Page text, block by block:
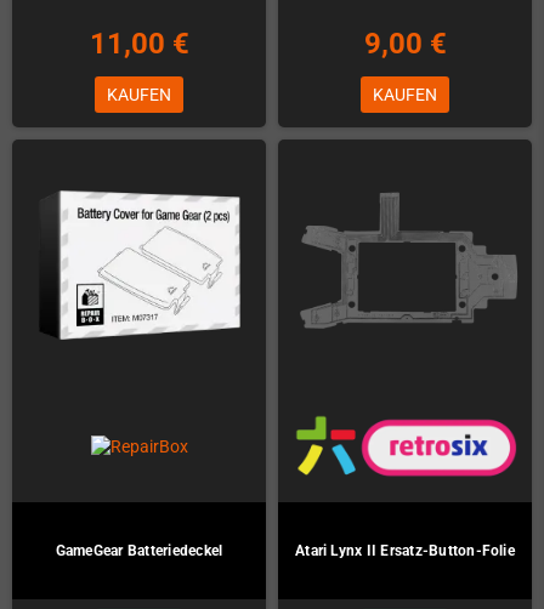
11,00 €
KAUFEN
9,00 €
KAUFEN
GameGear Batteriedeckel Atari Lynx II Ersatz-Button-Folie